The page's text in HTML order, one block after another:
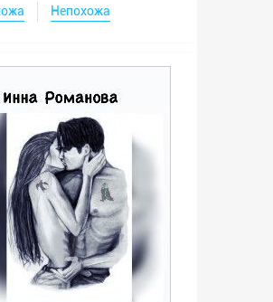
Непохожа